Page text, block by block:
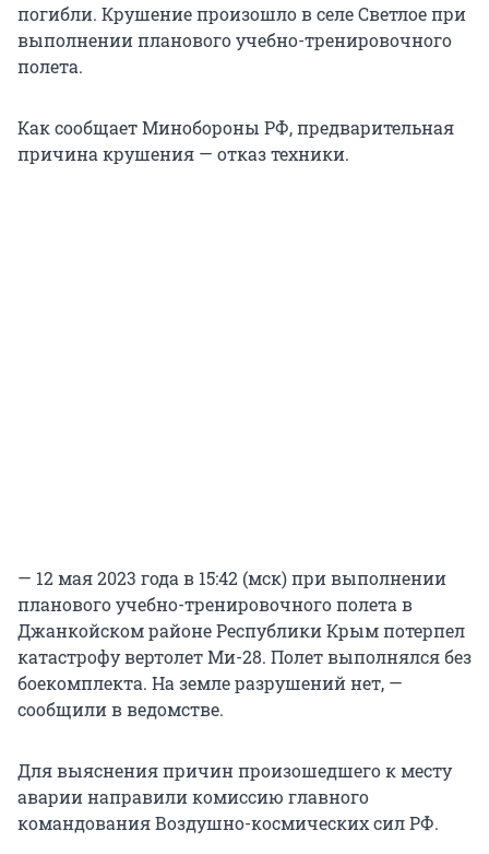
погибли. Крушение произошло в селе Светлое при
выполнении планового учебно-тренировочного
полета.
Как сообщает Минобороны РФ, предварительная
причина крушения — отказ техники.
— 12 мая 2023 года в 15:42 (мск) при выполнении
планового учебно-тренировочного полета в
Джанкойском районе Республики Крым потерпел
катастрофу вертолет Ми-28. Полет выполнялся без
боекомплекта. На земле разрушений нет, —
сообщили в ведомстве.
Для выяснения причин произошедшего к месту
аварии направили комиссию главного
командования Воздушно-космических сил РФ.